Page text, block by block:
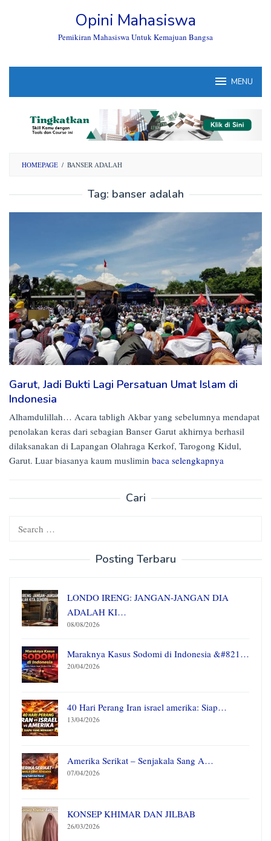
Opini Mahasiswa
Pemikiran Mahasiswa Untuk Kemajuan Bangsa
MENU
HOMEPAGE / BANSER ADALAH
Tag: banser adalah
Garut, Jadi Bukti Lagi Persatuan Umat Islam di
Indonesia
Alhamdulillah… Acara tabligh Akbar yang sebelumnya mendapat
penolakan keras dari sebagian Banser Garut akhirnya berhasil
dilaksanakan di Lapangan Olahraga Kerkof, Tarogong Kidul,
Garut. Luar biasanya kaum muslimin baca selengkapnya
Cari
Posting Terbaru
LONDO IRENG: JANGAN-JANGAN DIA
ADALAH KI…
08/08/2026
Maraknya Kasus Sodomi di Indonesia &#821…
20/04/2026
40 Hari Perang Iran israel amerika: Siap…
13/04/2026
Amerika Serikat – Senjakala Sang A…
07/04/2026
KONSEP KHIMAR DAN JILBAB
26/03/2026